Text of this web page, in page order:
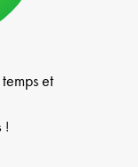
et
!